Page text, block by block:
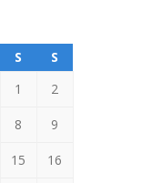
S S
1 2
8 9
15 16